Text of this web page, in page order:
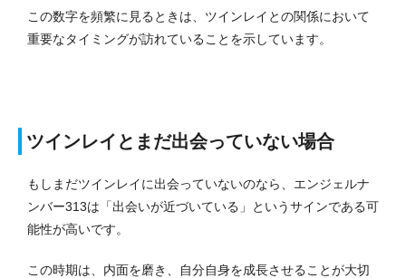
この数字を頻繁に見るときは、ツインレイとの関係において
重要なタイミングが訪れていることを示しています。
ツインレイとまだ出会っていない場合
もしまだツインレイに出会っていないのなら、エンジェルナ
ンバー313は「出会いが近づいている」というサインである可
能性が高いです。
この時期は、内面を磨き、自分自身を成長させることが大切